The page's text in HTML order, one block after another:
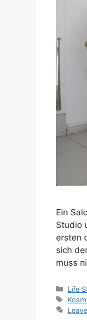
Ein
Studio
ersten
sich
muss
Life
Tags